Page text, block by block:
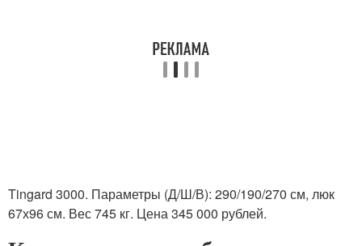
Tingard 3000. Параметры (Д/Ш/В): 290/190/270 см, люк
67х96 см. Вес 745 кг. Цена 345 000 рублей.